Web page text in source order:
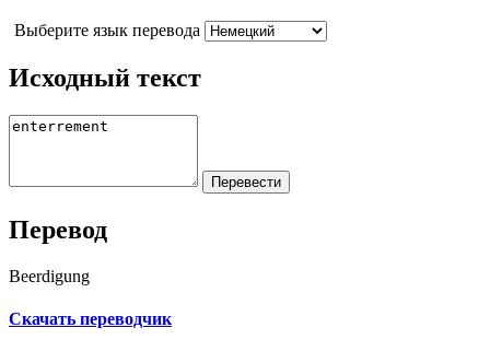
Выберите язык перевода
Исходный текст
Перевод
Beerdigung
Скачать переводчик